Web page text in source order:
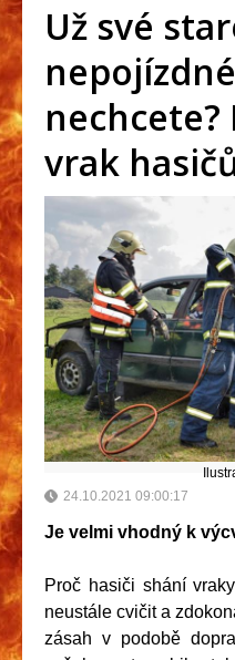
Už své
vrak
24.10.2021 09:00:17
Je velmi vhodný k
Proč hasiči shání
neustále cvičit a
zásah v podobě